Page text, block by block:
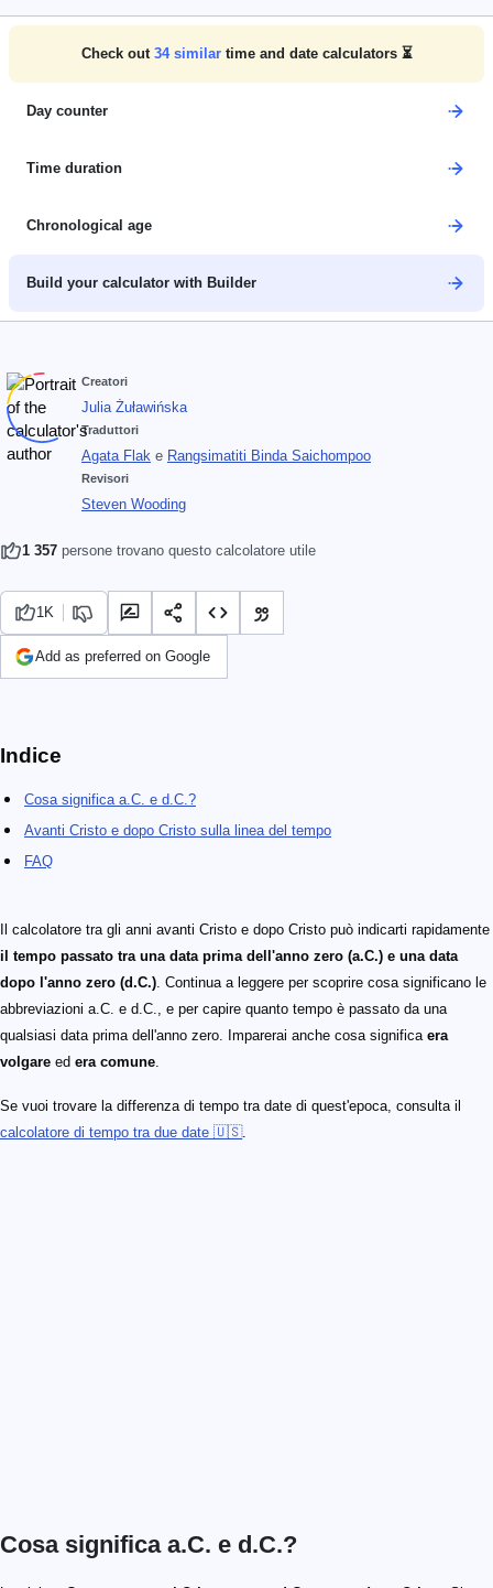
Check out 34similar time and date calculators ⏳
Day counter
Time duration
Chronological age
Build your calculator with Builder
Creatori
Julia Żuławińska
Traduttori
Agata Flak e Rangsimatiti Binda Saichompoo
Revisori
Steven Wooding
1 357 persone trovano questo calcolatore utile
1K
Add as preferred on Google
Indice
Cosa significa a.C. e d.C.?
Avanti Cristo e dopo Cristo sulla linea del tempo
FAQ
Il calcolatore tra gli anni avanti Cristo e dopo Cristo può indicarti rapidamente
il tempo passato tra una data prima dell'anno zero (a.C.) e una data
dopo l'anno zero (d.C.). Continua a leggere per scoprire cosa significano le
abbreviazioni a.C. e d.C., e per capire quanto tempo è passato da una
qualsiasi data prima dell'anno zero. Imparerai anche cosa significa era
volgare ed era comune.
Se vuoi trovare la differenza di tempo tra date di quest'epoca, consulta il
calcolatore di tempo tra due date 🇺🇸.
Cosa significa a.C. e d.C.?